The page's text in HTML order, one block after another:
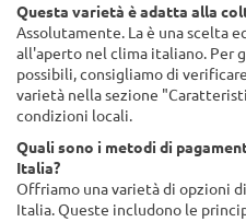
Questa varietà è adatta alla
Assolutamente. La è una scelta
all'aperto nel clima italiano. Per
possibili, consigliamo di
varietà nella sezione
condizioni locali.
Quali sono i metodi di
Italia?
Offriamo una varietà di opzioni
Italia. Queste includono le